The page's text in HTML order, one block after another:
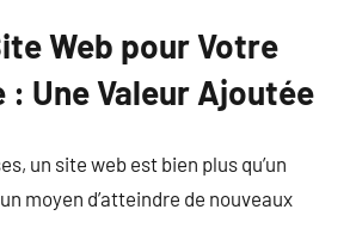
Web pour Votre
Une Valeur Ajoutée
un site web est bien plus qu’un
moyen d’atteindre de nouveaux